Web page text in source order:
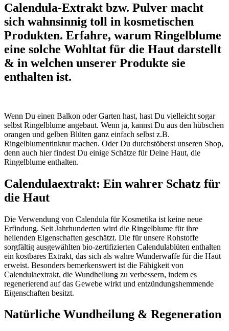
Calendula-Extrakt bzw. Pulver macht
sich wahnsinnig toll in kosmetischen
Produkten. Erfahre, warum Ringelblume
eine solche Wohltat für die Haut darstellt
& in welchen unserer Produkte sie
enthalten ist.
Wenn Du einen Balkon oder Garten hast, hast Du vielleicht sogar
selbst Ringelblume angebaut. Wenn ja, kannst Du aus den hübschen
orangen und gelben Blüten ganz einfach selbst z.B.
Ringelblumentinktur machen. Oder Du durchstöberst unseren Shop,
denn auch hier findest Du einige Schätze für Deine Haut, die
Ringelblume enthalten.
Calendulaextrakt: Ein wahrer Schatz für
die Haut
Die Verwendung von Calendula für Kosmetika ist keine neue
Erfindung. Seit Jahrhunderten wird die Ringelblume für ihre
heilenden Eigenschaften geschätzt. Die für unsere Rohstoffe
sorgfältig ausgewählten bio-zertifizierten Calendulablüten enthalten
ein kostbares Extrakt, das sich als wahre Wunderwaffe für die Haut
erweist. Besonders bemerkenswert ist die Fähigkeit von
Calendulaextrakt, die Wundheilung zu verbessern, indem es
regenerierend auf das Gewebe wirkt und entzündungshemmende
Eigenschaften besitzt.
Natürliche Wundheilung & Regeneration